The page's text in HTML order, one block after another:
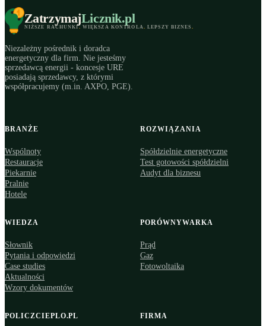
ZatrzymajLicznik.pl
NIŻSZE RACHUNKI. WIĘKSZA KONTROLA. LEPSZY BIZNES .
Niezależny pośrednik i doradca
energetyczny dla firm. Nie jesteśmy
sprzedawcą energii - koncesje URE
posiadają sprzedawcy, z którymi
współpracujemy (m.in. AXPO, PGE).
BRANŻE
Wspólnoty
Restauracje
Piekarnie
Pralnie
Hotele
ROZWIĄZANIA
Spółdzielnie energetyczne
Test gotowości spółdzielni
Audyt dla biznesu
WIEDZA
Słownik
Pytania i odpowiedzi
Case studies
Aktualności
Wzory dokumentów
PORÓWNYWARKA
Prąd
Gaz
Fotowoltaika
POLICZCIEPLO.PL FIRMA